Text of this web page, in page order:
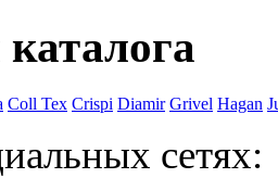
Coll Tex Crispi Diamir Grivel Hagan
сетях: